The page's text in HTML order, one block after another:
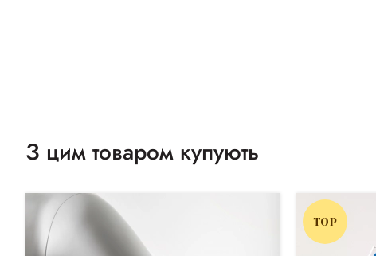
З цим товаром купують
TOP